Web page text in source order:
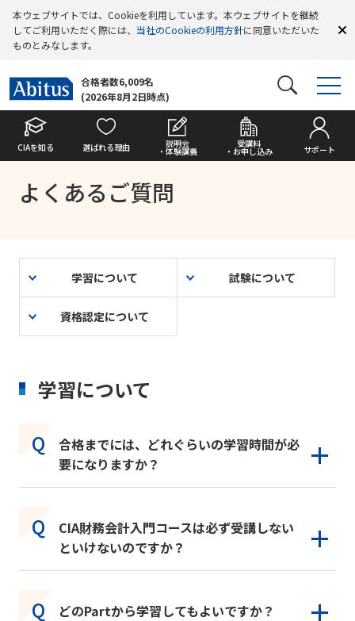
本ウェブサイトでは、Cookieを利用しています。本ウェブサイトを継続
してご利用いただく際には、 当社のCookieの利用方針に同意いただいた
ものとみなします。
合格者数6,009名
(2026年8月2日時点)
CIAを知る 選ばれる理由 説明会
・体験講義
受講料
・お申し込み サポート
よくあるご質問
学習について 試験について
資格認定について
学習について
合格までには、どれぐらいの学習時間が必
要になりますか？
CIA財務会計入門コースは必ず受講しない
といけないのですか？
どのPartから学習してもよいですか？